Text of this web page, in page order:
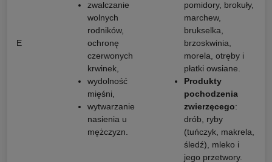
E
zwalczanie
wolnych
rodników,
ochronę
czerwonych
krwinek,
wydolność
mięśni,
wytwarzanie
nasienia u
mężczyzn.
pomidory, brokuły,
marchew,
brukselka,
brzoskwinia,
morela, otręby i
płatki owsiane.
Produkty
pochodzenia
zwierzęcego:
drób, ryby
(tuńczyk, makrela,
śledź), mleko i
jego przetwory.